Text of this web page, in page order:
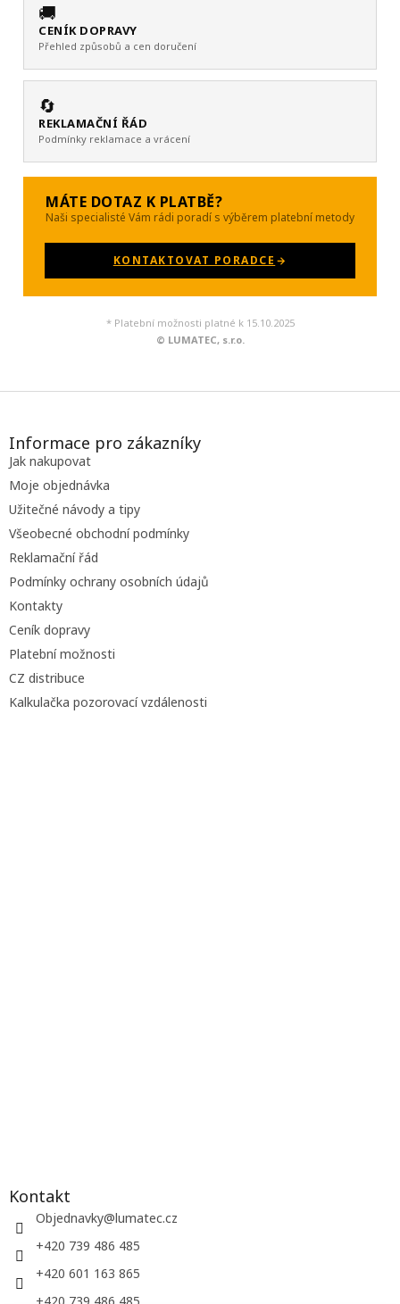
🚚
CENÍK DOPRAVY
Přehled způsobů a cen doručení
🔄
REKLAMAČNÍ ŘÁD
Podmínky reklamace a vrácení
MÁTE DOTAZ K PLATBĚ?
Naši specialisté Vám rádi poradí s výběrem platební metody
KONTAKTOVAT PORADCE
* Platební možnosti platné k 15.10.2025
© LUMATEC, s.r.o.
Z
pInformace pro zákazníky
Jak nakupovat
Moje objednávka
Užitečné návody a tipy
Všeobecné obchodní podmínky
Reklamační řád
Podmínky ochrany osobních údajů
Kontakty
Ceník dopravy
Platební možnosti
CZ distribuce
Kalkulačka pozorovací vzdálenosti
Kontakt
Objednavky@lumatec.cz
+420 739 486 485
+420 601 163 865